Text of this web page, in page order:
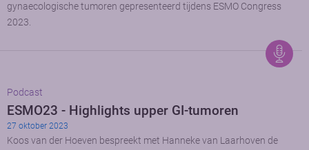
gynaecologische tumoren gepresenteerd tijdens ESMO Congress
2023.
Podcast
ESMO23 - Highlights upper GI-tumoren
27 oktober 2023
Koos van der Hoeven bespreekt met Hanneke van Laarhoven de